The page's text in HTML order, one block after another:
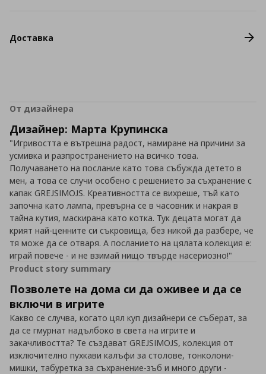
Доставка
От дизайнера
Дизайнер: Марта Крупинска
"Игривостта е вътрешна радост, намиране на причини за
усмивка и разпространението на всичко това.
Получаването на послание като това събужда детето в
мен, а това се случи особено с решението за съхранение с
капак GREJSIMOJS. Креативността се вихреше, тъй като
започна като лампа, превърна се в часовник и накрая в
тайна кутия, маскирана като котка. Тук децата могат да
крият най-ценните си съкровища, без никой да разбере, че
тя може да се отваря. А посланието на цялата колекция е:
играй повече - и не взимай нищо твърде насериозно!"
Product story summary
Позволете на дома си да оживее и да се
включи в игрите
Какво се случва, когато цял куп дизайнери се съберат, за
да се гмурнат надълбоко в света на игрите и
закачливостта? Те създават GREJSIMOJS, колекция от
изключително пухкави калъфи за столове, тонколони-
мишки, табуретка за съхранение-зъб и много други -